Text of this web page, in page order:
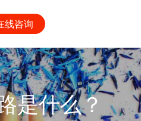
线咨询
是什么？